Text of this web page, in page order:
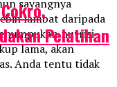
sayangnya
lambat daripada
nutrisi
lama, akan
Anda tentu tidak
Pelatihan